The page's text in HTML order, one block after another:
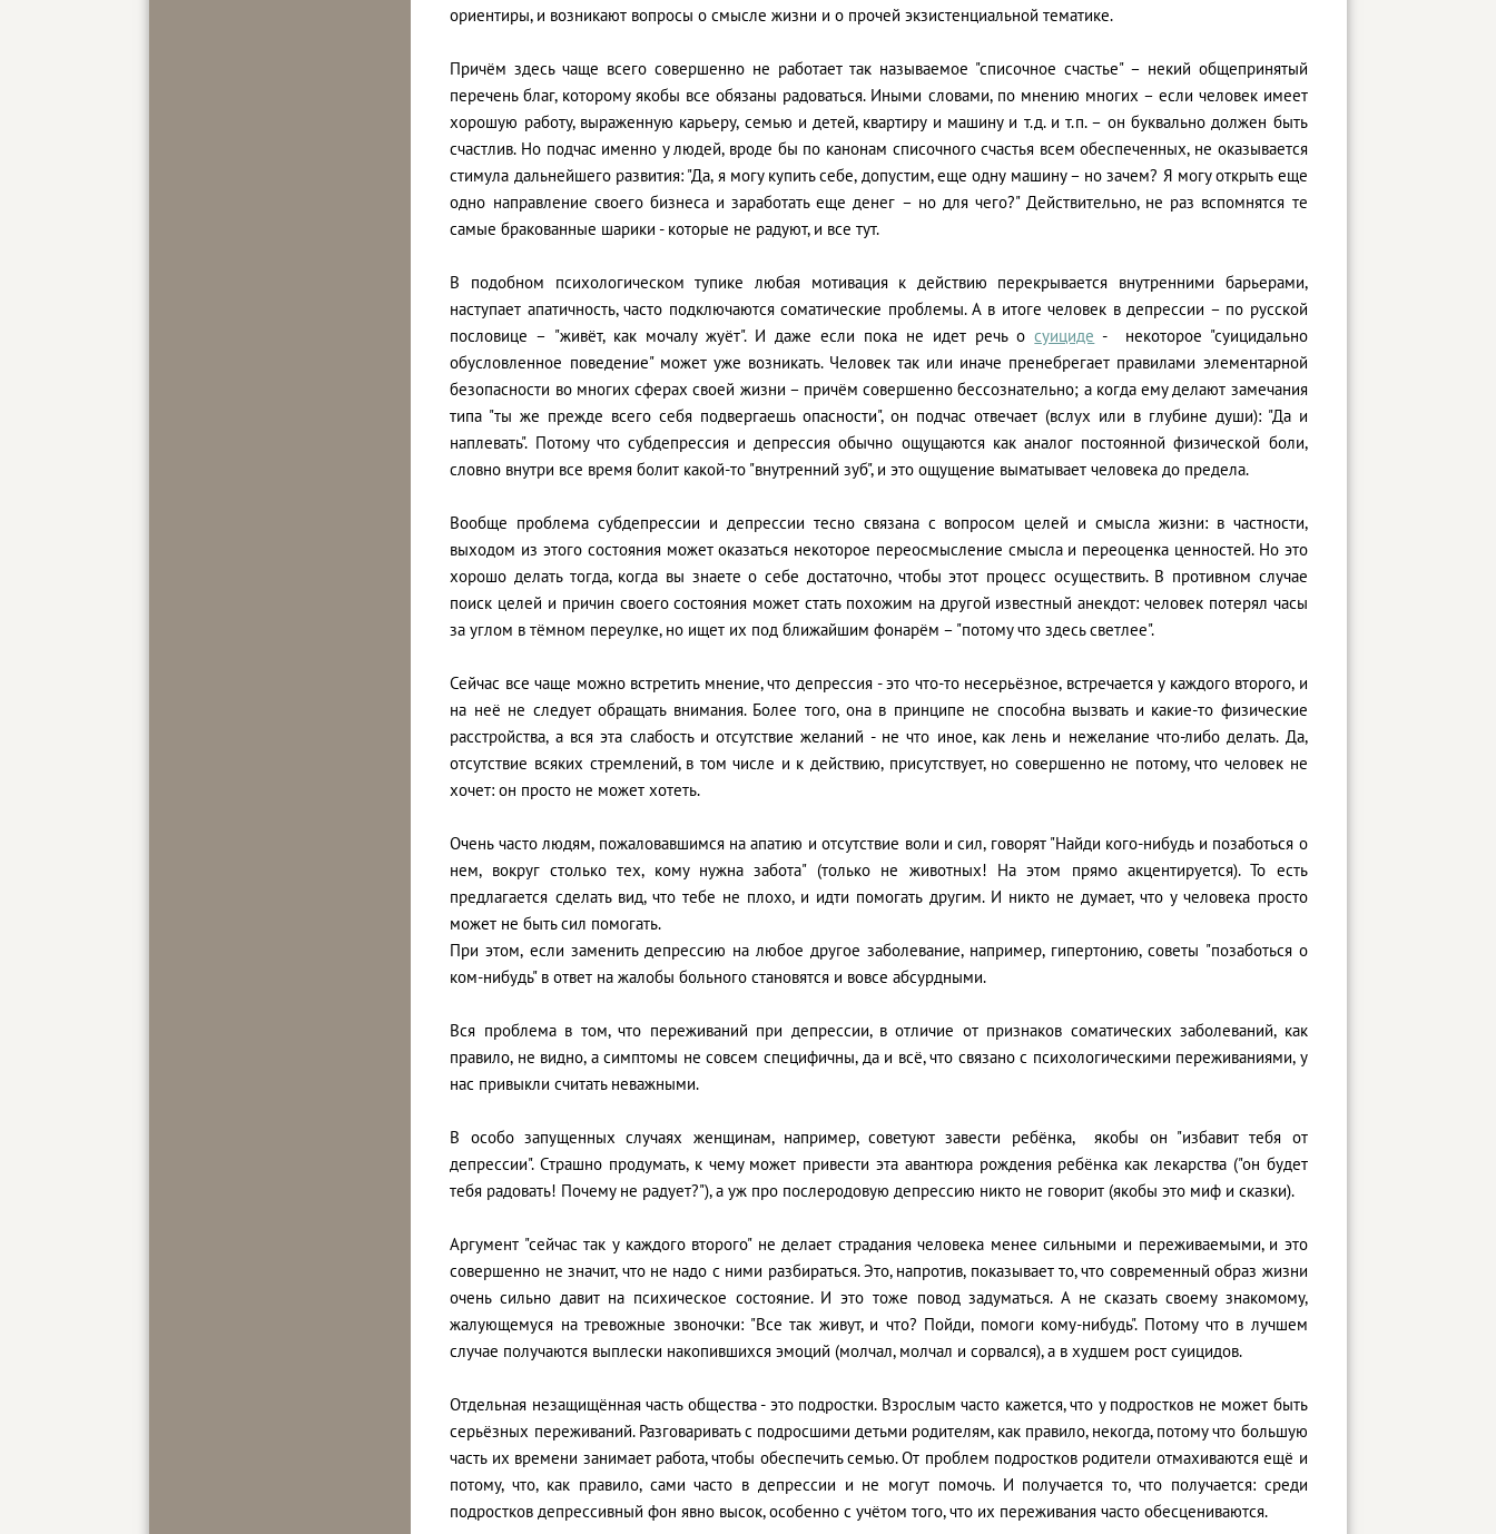
ориентиры, и возникают вопросы о смысле жизни и о прочей экзистенциальной тематике.
Причём здесь чаще всего совершенно не работает так называемое "списочное счастье" – некий общепринятый
перечень благ, которому якобы все обязаны радоваться. Иными словами, по мнению многих – если человек имеет
хорошую работу, выраженную карьеру, семью и детей, квартиру и машину и т.д. и т.п. – он буквально должен быть
счастлив. Но подчас именно у людей, вроде бы по канонам списочного счастья всем обеспеченных, не оказывается
стимула дальнейшего развития: "Да, я могу купить себе, допустим, еще одну машину – но зачем? Я могу открыть еще
одно направление своего бизнеса и заработать еще денег – но для чего?" Действительно, не раз вспомнятся те
самые бракованные шарики - которые не радуют, и все тут.
В подобном психологическом тупике любая мотивация к действию перекрывается внутренними барьерами,
наступает апатичность, часто подключаются соматические проблемы. А в итоге человек в депрессии – по русской
пословице – "живёт, как мочалу жуёт". И даже если пока не идет речь осуициде - некоторое "суицидально
обусловленное поведение" может уже возникать. Человек так или иначе пренебрегает правилами элементарной
безопасности во многих сферах своей жизни – причём совершенно бессознательно; а когда ему делают замечания
типа "ты же прежде всего себя подвергаешь опасности", он подчас отвечает (вслух или в глубине души): "Да и
наплевать". Потому что субдепрессия и депрессия обычно ощущаются как аналог постоянной физической боли,
словно внутри все время болит какой-то "внутренний зуб", и это ощущение выматывает человека до предела.
Вообще проблема субдепрессии и депрессии тесно связана с вопросом целей и смысла жизни: в частности,
выходом из этого состояния может оказаться некоторое переосмысление смысла и переоценка ценностей. Но это
хорошо делать тогда, когда вы знаете о себе достаточно, чтобы этот процесс осуществить. В противном случае
поиск целей и причин своего состояния может стать похожим на другой известный анекдот: человек потерял часы
за углом в тёмном переулке, но ищет их под ближайшим фонарём – "потому что здесь светлее".
Сейчас все чаще можно встретить мнение, что депрессия - это что-то несерьёзное, встречается у каждого второго, и
на неё не следует обращать внимания. Более того, она в принципе не способна вызвать и какие-то физические
расстройства, а вся эта слабость и отсутствие желаний - не что иное, как лень и нежелание что-либо делать. Да,
отсутствие всяких стремлений, в том числе и к действию, присутствует, но совершенно не потому, что человек не
хочет: он просто не может хотеть.
Очень часто людям, пожаловавшимся на апатию и отсутствие воли и сил, говорят "Найди кого-нибудь и позаботься о
нем, вокруг столько тех, кому нужна забота" (только не животных! На этом прямо акцентируется). То есть
предлагается сделать вид, что тебе не плохо, и идти помогать другим. И никто не думает, что у человека просто
может не быть сил помогать.
При этом, если заменить депрессию на любое другое заболевание, например, гипертонию, советы "позаботься о
ком-нибудь" в ответ на жалобы больного становятся и вовсе абсурдными.
Вся проблема в том, что переживаний при депрессии, в отличие от признаков соматических заболеваний, как
правило, не видно, а симптомы не совсем специфичны, да и всё, что связано с психологическими переживаниями, у
нас привыкли считать неважными.
В особо запущенных случаях женщинам, например, советуют завести ребёнка, якобы он "избавит тебя от
депрессии". Страшно продумать, к чему может привести эта авантюра рождения ребёнка как лекарства ("он будет
тебя радовать! Почему не радует?"), а уж про послеродовую депрессию никто не говорит (якобы это миф и сказки).
Аргумент "сейчас так у каждого второго" не делает страдания человека менее сильными и переживаемыми, и это
совершенно не значит, что не надо с ними разбираться. Это, напротив, показывает то, что современный образ жизни
очень сильно давит на психическое состояние. И это тоже повод задуматься. А не сказать своему знакомому,
жалующемуся на тревожные звоночки: "Все так живут, и что? Пойди, помоги кому-нибудь". Потому что в лучшем
случае получаются выплески накопившихся эмоций (молчал, молчал и сорвался), а в худшем рост суицидов.
Отдельная незащищённая часть общества - это подростки. Взрослым часто кажется, что у подростков не может быть
серьёзных переживаний. Разговаривать с подросшими детьми родителям, как правило, некогда, потому что большую
часть их времени занимает работа, чтобы обеспечить семью. От проблем подростков родители отмахиваются ещё и
потому, что, как правило, сами часто в депрессии и не могут помочь. И получается то, что получается: среди
подростков депрессивный фон явно высок, особенно с учётом того, что их переживания часто обесцениваются.